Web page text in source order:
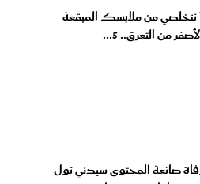
تتخلصي من ملابسك المبقعة
من التعرق.. 5...
صانعة المحتوى سيدني تول